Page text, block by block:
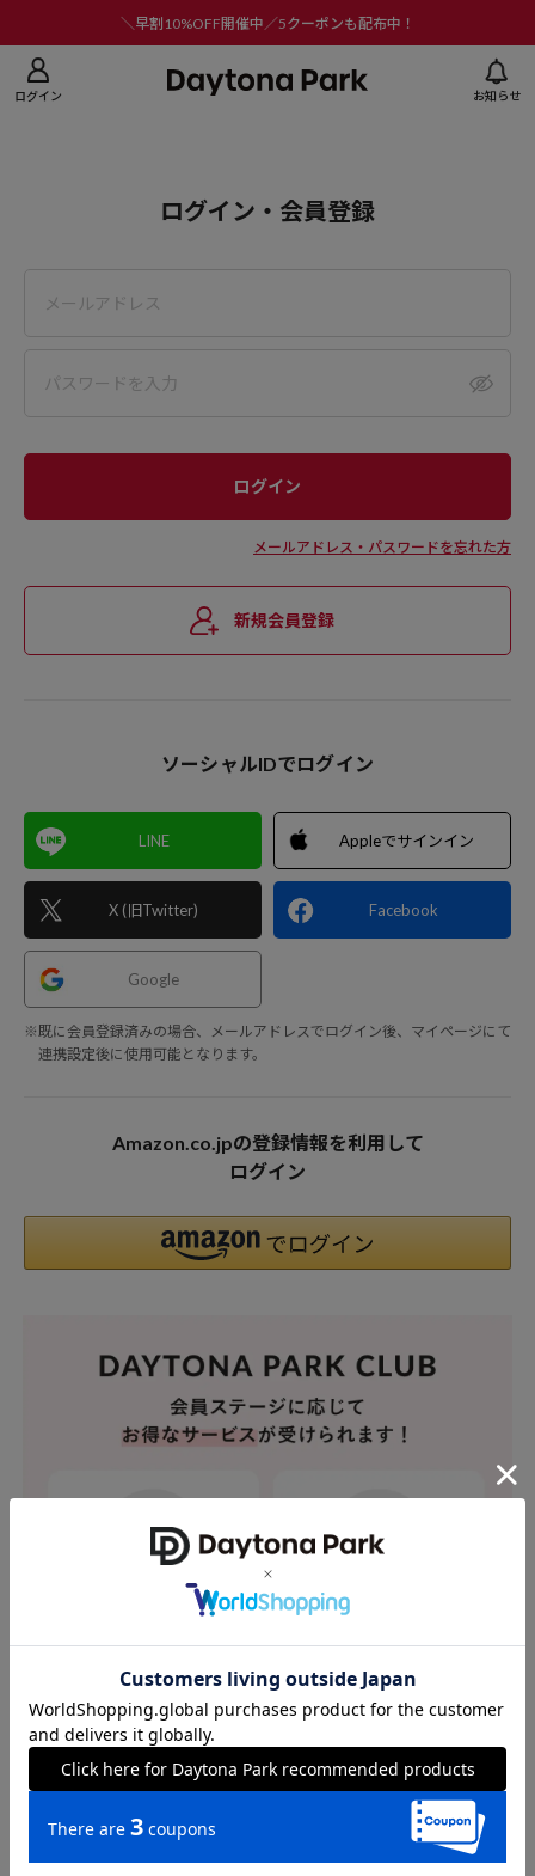
＼早割10%OFF開催中／5クーポンも配布中！
ログイン お知らせ
ログイン・会員登録
メールアドレス・パスワードを忘れた方
新規会員登録
ソーシャルIDでログイン
LINE
X (旧Twitter)
Appleでサインイン
Facebook
Google
※既に会員登録済みの場合、メールアドレスでログイン後、マイページにて
連携設定後に使用可能となります。
Amazon.co.jpの登録情報を利用して
ログイン